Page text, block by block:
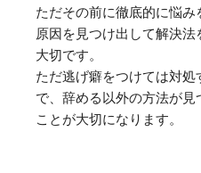
ただその前に徹底的に悩み
原因を見つけ出して解決
大切です。
ただ逃げ癖をつけては対
で、辞める以外の方法が
ことが大切になります。